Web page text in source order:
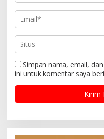
Simpan nama, email,
ini untuk komentar saya